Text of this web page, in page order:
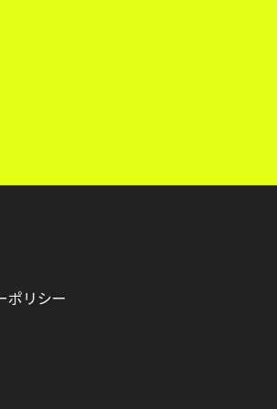
ポリシー